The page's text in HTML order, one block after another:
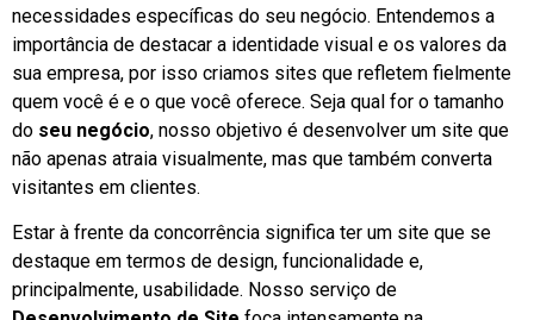
necessidades específicas do seu negócio. Entendemos a
importância de destacar a identidade visual e os valores da
sua empresa, por isso criamos sites que refletem fielmente
quem você é e o que você oferece. Seja qual for o tamanho
do seu negócio, nosso objetivo é desenvolver um site que
não apenas atraia visualmente, mas que também converta
visitantes em clientes.
Estar à frente da concorrência significa ter um site que se
destaque em termos de design, funcionalidade e,
principalmente, usabilidade. Nosso serviço de